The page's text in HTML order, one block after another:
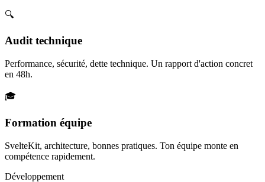
🔍
Audit technique
Performance, sécurité, dette technique. Un rapport d'action concret
en 48h.
🎓
Formation équipe
SvelteKit, architecture, bonnes pratiques. Ton équipe monte en
compétence rapidement.
Développement